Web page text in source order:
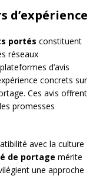
d’expérience
portés constituent
réseaux
d’avis
concrets sur
Ces avis offrent
promesses
avec la culture
de portage mérite
une approche